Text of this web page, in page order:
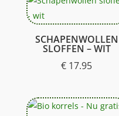
SCHAPENWOLLEN
SLOFFEN – WIT
€ 17.95